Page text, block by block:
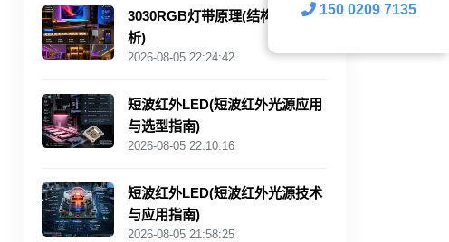
3030RGB灯带原理(结构与应用解
析)
2026-08-05 22:24:42
短波红外LED(短波红外光源应用
与选型指南)
2026-08-05 22:10:16
短波红外LED(短波红外光源技术
与应用指南)
2026-08-05 21:58:25
150 0209 7135